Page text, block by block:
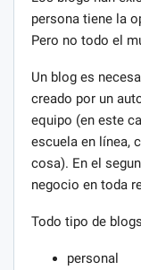
persona tiene la
Pero no todo el
Un blog es
creado por un
equipo (en este
escuela en línea,
cosa). En el
negocio en toda
Todo tipo de
personal